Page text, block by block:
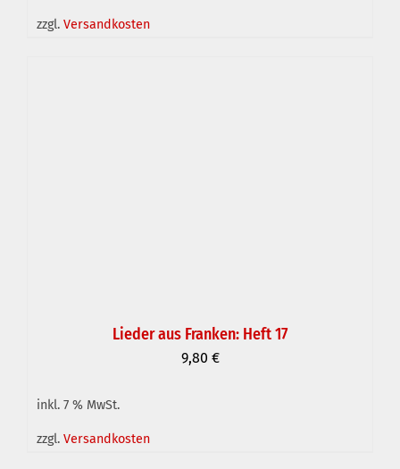
zzgl. Versandkosten
IN DEN WARENKORB
Lieder aus Franken: Heft 17
9,80 €
inkl. 7 % MwSt.
zzgl. Versandkosten